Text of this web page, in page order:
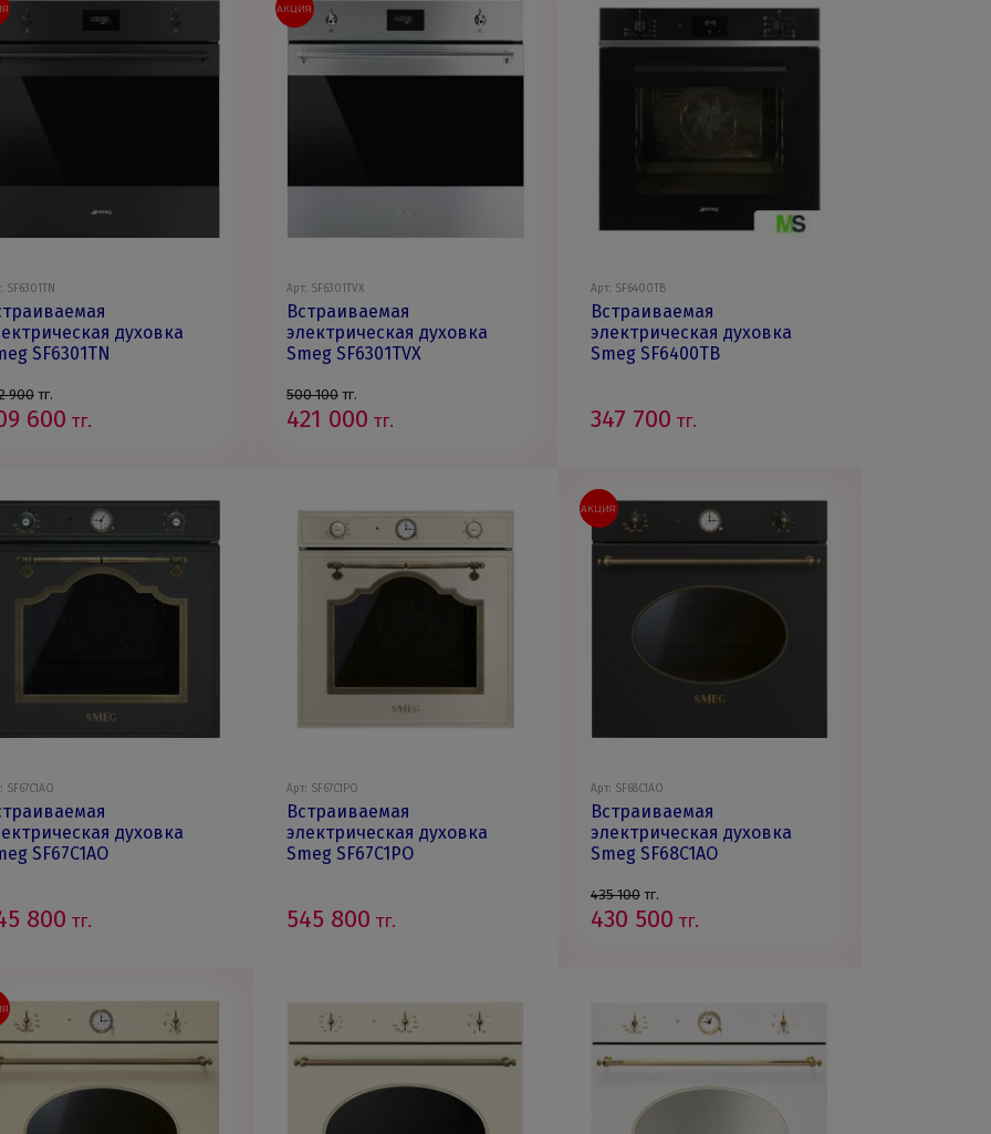
SF6301TN
духовка
SF6301TN
900тг.
600 тг.
Арт: SF6301TVX
Встраиваемая
электрическая духовка
Smeg SF6301TVX
500 100тг.
421 000 тг.
АКЦИЯ
Арт: SF6400TB
Встраиваемая
электрическая духовка
Smeg SF6400TB
347 700 тг.
SF67C1AO
духовка
SF67C1AO
800 тг.
Арт: SF67C1PO
Встраиваемая
электрическая духовка
Smeg SF67C1PO
545 800 тг.
Арт: SF68C1AO
Встраиваемая
электрическая духовка
Smeg SF68C1AO
435 100тг.
430 500 тг.
АКЦИЯ